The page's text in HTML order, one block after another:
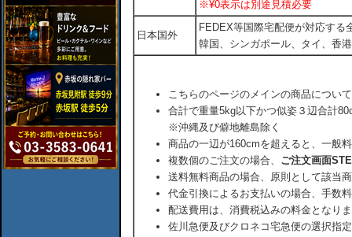
※¥0表示は別途見積必要
日本国外
FEDEX等国際宅配便が対応す
韓国、シンガポール、タイ、香
こちらのページのメインの商品につい
合計で重量5kg以下かつ似姿３辺合計
※沖縄及び僻地離島除く
商品の一辺が160cmを超えると、一般
複数個のご注文の場合、 ご注文画面
送料無料商品の場合、原則として該当
代金引換によるお支払いの場合、手数
配送費用は、消費税込みの料金となり
佐川急便及びクロネコ宅急便の選択指